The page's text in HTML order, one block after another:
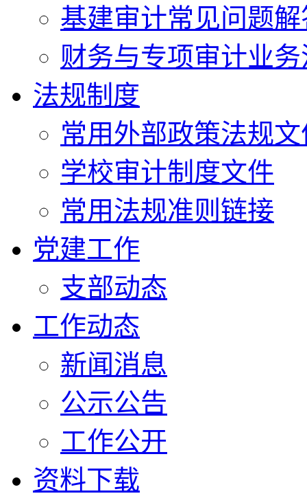
基建审计常见问题解
财务与专项审计业务
法规制度
常用外部政策法规文
学校审计制度文件
常用法规准则链接
党建工作
支部动态
工作动态
新闻消息
公示公告
工作公开
资料下载